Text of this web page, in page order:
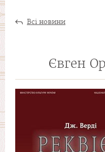
Всі новини
Євген